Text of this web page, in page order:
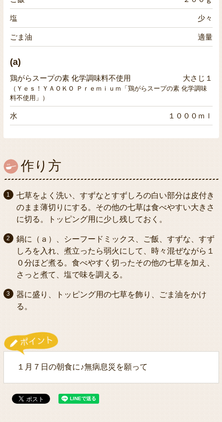
塩 少々
ごま油 適量
(a)
鶏がらスープの素 化学調味料不使用 大さじ１
（Ｙｅｓ！ＹＡＯＫＯ Ｐｒｅｍｉｕｍ「鶏がらスープの素 化学調味
料不使用」）
水 １０００ｍｌ
作り方
七草をよく洗い、すずなとすずしろの白い部分は皮付き
のまま薄切りにする。その他の七草は食べやすい大きさ
に切る。トッピング用に少し残しておく。
鍋に（ａ）、シーフードミックス、ご飯、すずな、すず
しろを入れ、煮立ったら弱火にして、時々混ぜながら１
０分ほど煮る。食べやすく切ったその他の七草を加え、
さっと煮て、塩で味を調える。
器に盛り、トッピング用の七草を飾り、ごま油をかけ
る。
１月７日の朝食に♪無病息災を願って